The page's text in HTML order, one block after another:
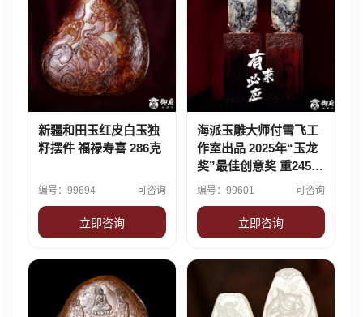
新疆和田玉红皮白玉独
籽摆件 福禄寿喜 286克
编号：99694 可咨询
立即咨询
海派玉雕大师付雪飞工
作室出品 2025年“玉龙
奖”最佳创意奖 重2450
克 新疆和田玉三花籽玉
编号：99601 可咨询
立即咨询